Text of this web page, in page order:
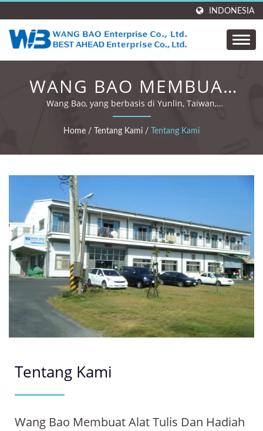
INDONESIA
WANG BAO MEMBUAT
ALAT TULIS DAN HADIAH
KUSTOM DENGAN
PENGALAMAN LEBIH
DARI 30 TAHUN.
Wang Bao, yang berbasis di Yunlin, Taiwan,
mengkhususkan diri dalam pena, alat tulis, dan hadiah
perusahaan.
Home / Tentang Kami / Tentang Kami
Tentang Kami
Wang Bao Membuat Alat Tulis Dan Hadiah